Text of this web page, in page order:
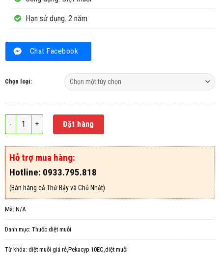
Hạn sử dụng: 2 năm
Chat Facebook
Chọn loại:
Thuốc diệt muỗi Pekacyp 10EC số lượng
Đặt hàng
Hỗ trợ mua hàng:
Hotline: 0933.795.818
(Bán hàng cả Thứ Bảy và Chủ Nhật)
Mã: N/A
Danh mục: Thuốc diệt muỗi
Từ khóa: diệt muỗi giá rẻ,Pekacyp 10EC,diệt muỗi